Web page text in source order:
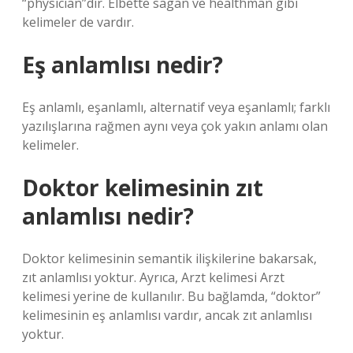
kelimeler de vardır.
Eş anlamlısı nedir?
Eş anlamlı, eşanlamlı, alternatif veya eşanlamlı; farklı
yazılışlarına rağmen aynı veya çok yakın anlamı olan
kelimeler.
Doktor kelimesinin zıt
anlamlısı nedir?
Doktor kelimesinin semantik ilişkilerine bakarsak,
zıt anlamlısı yoktur. Ayrıca, Arzt kelimesi Arzt
kelimesi yerine de kullanılır. Bu bağlamda, “doktor”
kelimesinin eş anlamlısı vardır, ancak zıt anlamlısı
yoktur.